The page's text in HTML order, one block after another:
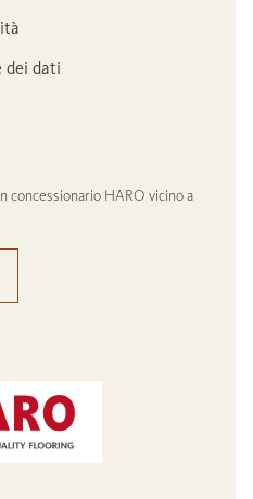
dei dati
concessionario HARO vicino a